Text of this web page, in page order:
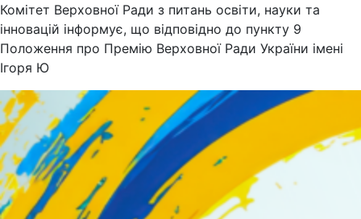
Комітет Верховної Ради з питань освіти, науки та
інновацій інформує, що відповідно до пункту 9
Положення про Премію Верховної Ради України імені
Ігоря Ю